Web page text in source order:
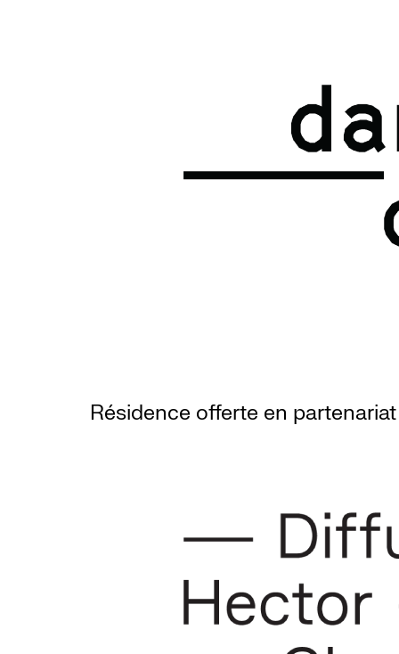
Résidence offerte en